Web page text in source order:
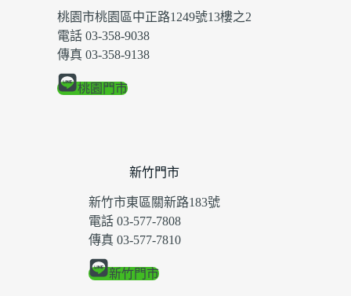
桃園市桃園區中正路1249號13樓之2
電話 03-358-9038
傳真 03-358-9138
桃園門市
新竹門市
新竹市東區關新路183號
電話 03-577-7808
傳真 03-577-7810
新竹門市